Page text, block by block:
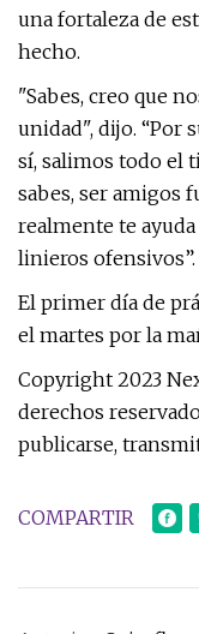
una fortaleza de
hecho.
"Sabes, creo que
unidad", dijo. “Por
sí, salimos todo el
sabes, ser amigos
realmente te
linieros ofensivos”.
El primer día de
el martes por la
Copyright 2023
derechos
publicarse,
COMPARTIR